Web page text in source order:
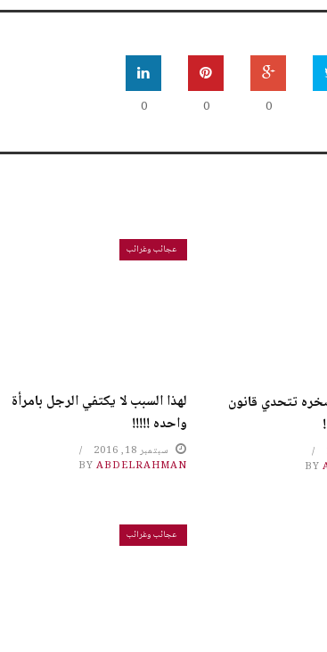
0
0
0
تتحدي قانون
BY
عجائب وغرائب
لهذا السبب لا يكتفي الرجل بامرأة
واحده !!!!!
سبتمبر 18, 2016
BYABDELRAHMAN
عجائب وغرائب